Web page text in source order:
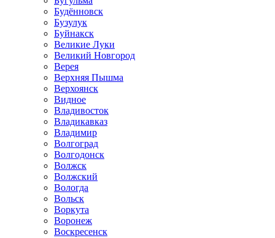
Будённовск
Бузулук
Буйнакск
Великие Луки
Великий Новгород
Верея
Верхняя Пышма
Верхоянск
Видное
Владивосток
Владикавказ
Владимир
Волгоград
Волгодонск
Волжск
Волжский
Вологда
Вольск
Воркута
Воронеж
Воскресенск